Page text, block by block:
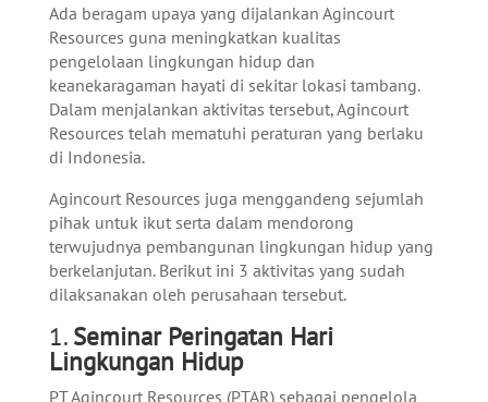
Ada beragam upaya yang dijalankan Agincourt
Resources guna meningkatkan kualitas
pengelolaan lingkungan hidup dan
keanekaragaman hayati di sekitar lokasi tambang.
Dalam menjalankan aktivitas tersebut, Agincourt
Resources telah mematuhi peraturan yang berlaku
di Indonesia.
Agincourt Resources juga menggandeng sejumlah
pihak untuk ikut serta dalam mendorong
terwujudnya pembangunan lingkungan hidup yang
berkelanjutan. Berikut ini 3 aktivitas yang sudah
dilaksanakan oleh perusahaan tersebut.
1. Seminar Peringatan Hari
Lingkungan Hidup
PT Agincourt Resources (PTAR) sebagai pengelola